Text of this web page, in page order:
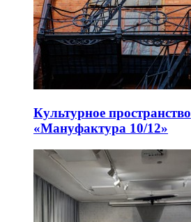
Культурное пространство
«Мануфактура 10/12»